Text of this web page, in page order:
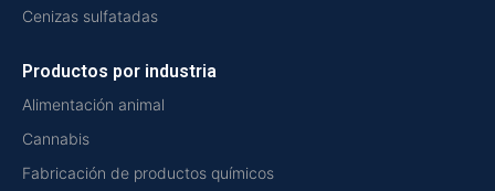
Cenizas sulfatadas
Productos por industria
Alimentación animal
Cannabis
Fabricación de productos químicos